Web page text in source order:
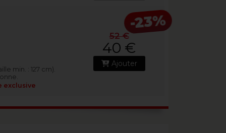
min. : 127 cm).
exclusive
52 €
40 €
Ajouter
-23%